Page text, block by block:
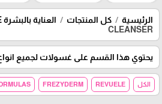
الرئيسية كل المنتجات العناية بالبشرة SKIN CARE
CLEANSER
يحتوي هذا القسم على غسولات لجميع
الكل REVUELE
FREZYDERM